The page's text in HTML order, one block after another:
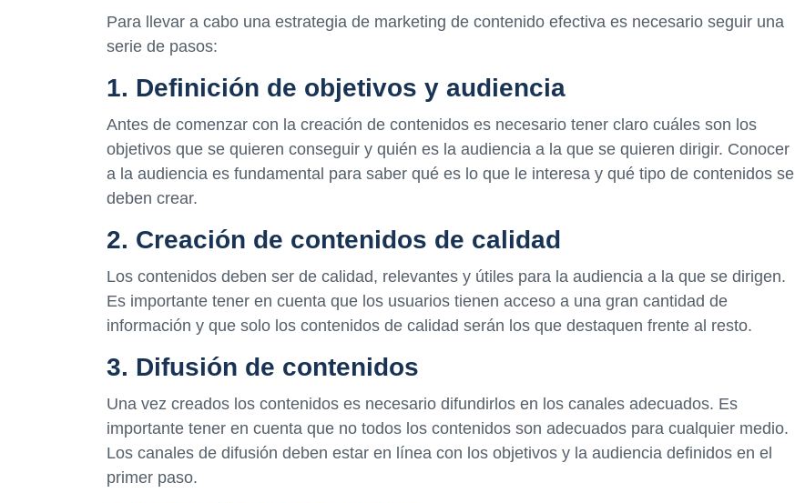
Para llevar a cabo una estrategia de marketing de contenido efectiva es necesario seguir una
serie de pasos:
1. Definición de objetivos y audiencia
Antes de comenzar con la creación de contenidos es necesario tener claro cuáles son los
objetivos que se quieren conseguir y quién es la audiencia a la que se quieren dirigir. Conocer
a la audiencia es fundamental para saber qué es lo que le interesa y qué tipo de contenidos se
deben crear.
2. Creación de contenidos de calidad
Los contenidos deben ser de calidad, relevantes y útiles para la audiencia a la que se dirigen.
Es importante tener en cuenta que los usuarios tienen acceso a una gran cantidad de
información y que solo los contenidos de calidad serán los que destaquen frente al resto.
3. Difusión de contenidos
Una vez creados los contenidos es necesario difundirlos en los canales adecuados. Es
importante tener en cuenta que no todos los contenidos son adecuados para cualquier medio.
Los canales de difusión deben estar en línea con los objetivos y la audiencia definidos en el
primer paso.